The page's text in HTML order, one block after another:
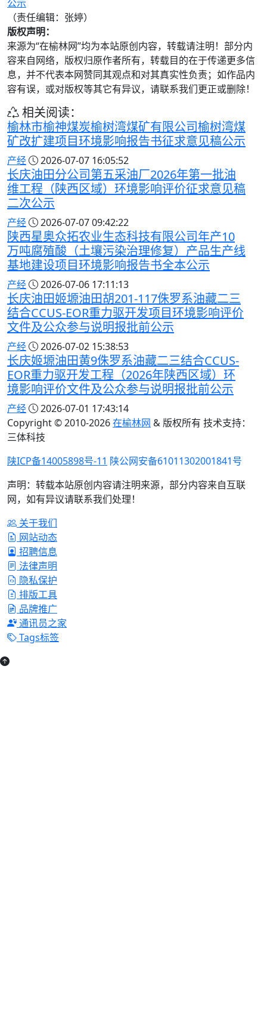
公示
（责任编辑：张婷）
版权声明：
来源为“在榆林网”均为本站原创内容，转载请注明！部分内
容来自网络，版权归原作者所有，转载目的在于传递更多信
息，并不代表本网赞同其观点和对其真实性负责；如作品内
容有误，或对版权等其它有异议，请联系我们更正或删除！
相关阅读：
榆林市榆神煤炭榆树湾煤矿有限公司榆树湾煤
矿改扩建项目环境影响报告书征求意见稿公示
产经 2026-07-07 16:05:52
长庆油田分公司第五采油厂2026年第一批油
维工程（陕西区域）环境影响评价征求意见稿
二次公示
产经 2026-07-07 09:42:22
陕西星奥众拓农业生态科技有限公司年产10
万吨腐殖酸（土壤污染治理修复）产品生产线
基地建设项目环境影响报告书全本公示
产经 2026-07-06 17:11:13
长庆油田姬塬油田胡201-117侏罗系油藏二三
结合CCUS-EOR重力驱开发项目环境影响评价
文件及公众参与说明报批前公示
产经 2026-07-02 15:38:53
长庆姬塬油田黄9侏罗系油藏二三结合CCUS-
EOR重力驱开发工程（2026年陕西区域）环
境影响评价文件及公众参与说明报批前公示
产经
2026-07-01 17:43:14
Copyright © 2010-2026在榆林网 & 版权所有 技术支持：
三体科技
陕ICP备14005898号-11 陕公网安备61011302001841号
声明：转载本站原创内容请注明来源，部分内容来自互联
网，如有异议请联系我们处理！
关于我们
网站动态
招聘信息
法律声明
隐私保护
排版工具
品牌推广
通讯员之家
Tags标签